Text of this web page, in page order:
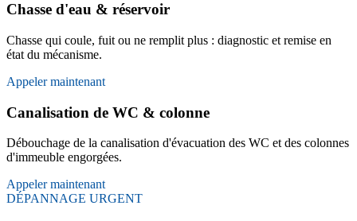
Chasse d'eau & réservoir
Chasse qui coule, fuit ou ne remplit plus : diagnostic et remise en
état du mécanisme.
Appeler maintenant
Canalisation de WC & colonne
Débouchage de la canalisation d'évacuation des WC et des colonnes
d'immeuble engorgées.
Appeler maintenant
DÉPANNAGE URGENT